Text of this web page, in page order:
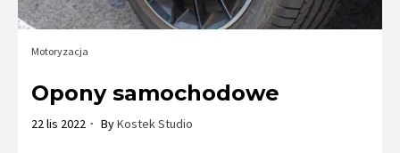
Motoryzacja
Opony samochodowe
22 lis 2022 ByKostek Studio